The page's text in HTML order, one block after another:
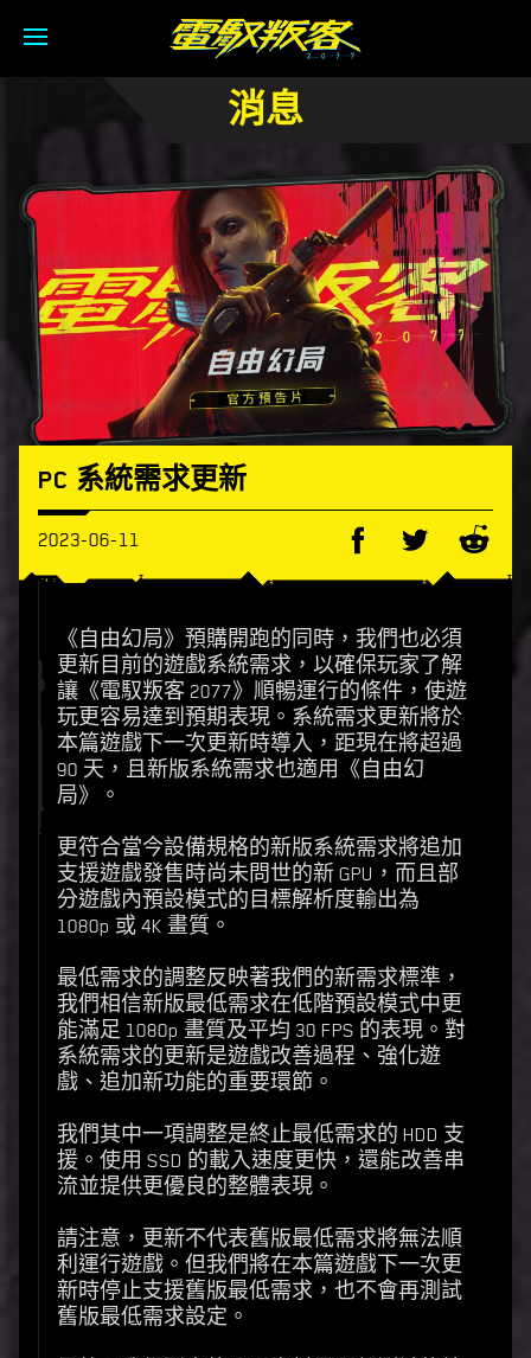
消息
PC 系統需求更新
2023-06-11
《自由幻局》預購開跑的同時，我們也必須
更新目前的遊戲系統需求，以確保玩家了解
讓《電馭叛客 2077》順暢運行的條件，使遊
玩更容易達到預期表現。系統需求更新將於
本篇遊戲下一次更新時導入，距現在將超過
90 天，且新版系統需求也適用《自由幻
局》。
更符合當今設備規格的新版系統需求將追加
支援遊戲發售時尚未問世的新 GPU，而且部
分遊戲內預設模式的目標解析度輸出為
1080p 或 4K 畫質。
最低需求的調整反映著我們的新需求標準，
我們相信新版最低需求在低階預設模式中更
能滿足 1080p 畫質及平均 30 FPS 的表現。對
系統需求的更新是遊戲改善過程、強化遊
戲、追加新功能的重要環節。
我們其中一項調整是終止最低需求的 HDD 支
援。使用 SSD 的載入速度更快，還能改善串
流並提供更優良的整體表現。
請注意，更新不代表舊版最低需求將無法順
利運行遊戲。但我們將在本篇遊戲下一次更
新時停止支援舊版最低需求，也不會再測試
舊版最低需求設定。